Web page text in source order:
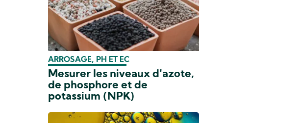
ARROSAGE, PH ET EC
Mesurer les niveaux d'azote,
de phosphore et de
potassium (NPK)